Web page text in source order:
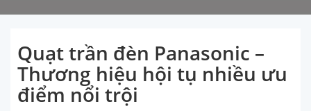
Quạt trần đèn Panasonic –
Thương hiệu hội tụ nhiều ưu
điểm nổi trội